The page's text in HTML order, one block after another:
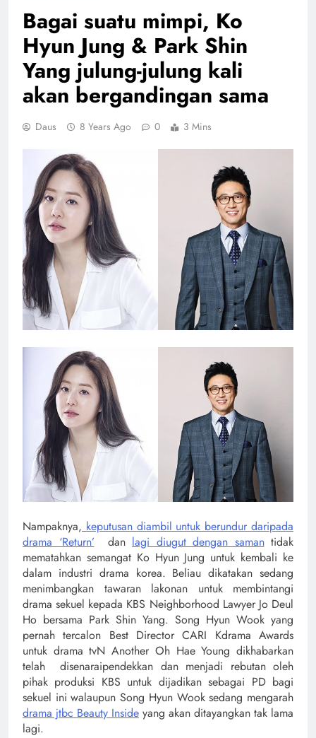
Bagai suatu mimpi, Ko
Hyun Jung & Park Shin
Yang julung-julung kali
akan bergandingan sama
Daus 8 Years Ago 0 3 Mins
Nampaknya, keputusan diambil untuk berundur daripada
drama ‘Return’ dan lagi diugut dengan samantidak
mematahkan semangat Ko Hyun Jung untuk kembali ke
dalam industri drama korea. Beliau dikatakan sedang
menimbangkan tawaran lakonan untuk membintangi
drama sekuel kepada KBS Neighborhood Lawyer Jo Deul
Ho bersama Park Shin Yang. Song Hyun Wook yang
pernah tercalon Best Director CARI Kdrama Awards
untuk drama tvN Another Oh Hae Young dikhabarkan
telah disenaraipendekkan dan menjadi rebutan oleh
pihak produksi KBS untuk dijadikan sebagai PD bagi
sekuel ini walaupun Song Hyun Wook sedang mengarah
drama jtbc Beauty Inside yang akan ditayangkan tak lama
lagi.